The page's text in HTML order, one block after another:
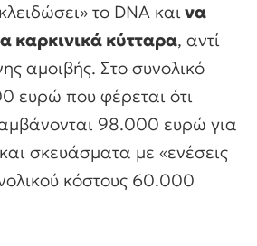
το DNA καινα
καρκινικά κύτταρα, αντί
αμοιβής. Στο συνολικό
ευρώ που φέρεται ότι
98.000 ευρώ για
σκευάσματα με «ενέσεις
κόστους 60.000